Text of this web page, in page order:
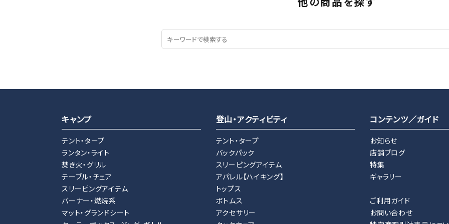
キャンプ
テント・タープ
ランタン・ライト
焚き火・グリル
テーブル・チェア
スリーピングアイテム
バーナー・燃焼系
マット・グランドシート
登山・アクティビティ
テント・タープ
バックパック
スリーピングアイテム
アパレル【ハイキング】
トップス
ボトムス
アクセサリー
コンテンツ／ガイド
お知らせ
店舗ブログ
特集
ギャラリー
ご利用ガイド
お問い合わせ